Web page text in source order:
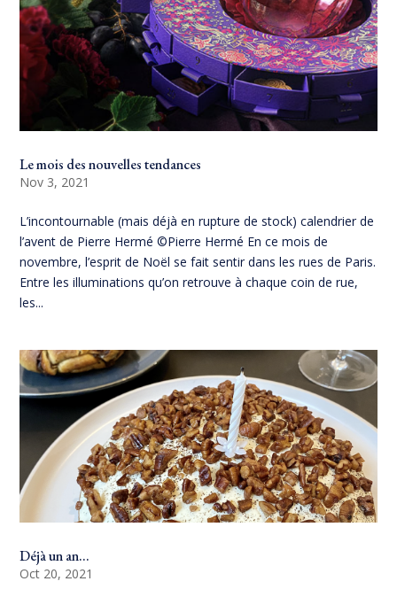
Le mois des nouvelles tendances
Nov 3, 2021
L’incontournable (mais déjà en rupture de stock) calendrier de
l’avent de Pierre Hermé ©Pierre Hermé En ce mois de
novembre, l’esprit de Noël se fait sentir dans les rues de Paris.
Entre les illuminations qu’on retrouve à chaque coin de rue,
les...
Déjà un an…
Oct 20, 2021